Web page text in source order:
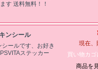
す 送料無料！！
ンシール
シールです、お好き
ステッカー
現在、
買い物カゴ
商品を